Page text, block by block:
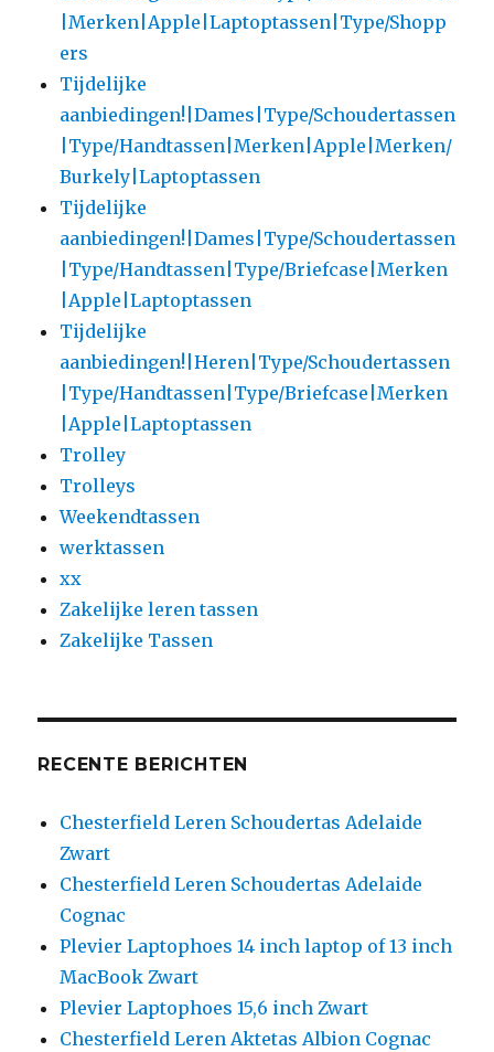
|Merken|Apple|Laptoptassen|Type/Shopp
ers
Tijdelijke
aanbiedingen!|Dames|Type/Schoudertassen
|Type/Handtassen|Merken|Apple|Merken/
Burkely|Laptoptassen
Tijdelijke
aanbiedingen!|Dames|Type/Schoudertassen
|Type/Handtassen|Type/Briefcase|Merken
|Apple|Laptoptassen
Tijdelijke
aanbiedingen!|Heren|Type/Schoudertassen
|Type/Handtassen|Type/Briefcase|Merken
|Apple|Laptoptassen
Trolley
Trolleys
Weekendtassen
werktassen
xx
Zakelijke leren tassen
Zakelijke Tassen
RECENTE BERICHTEN
Chesterfield Leren Schoudertas Adelaide
Zwart
Chesterfield Leren Schoudertas Adelaide
Cognac
Plevier Laptophoes 14 inch laptop of 13 inch
MacBook Zwart
Plevier Laptophoes 15,6 inch Zwart
Chesterfield Leren Aktetas Albion Cognac